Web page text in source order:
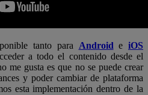
tanto para Android e iOS
a todo el contenido desde el
me gusta es que no se puede crear
y poder cambiar de plataforma
esta implementación dentro de la